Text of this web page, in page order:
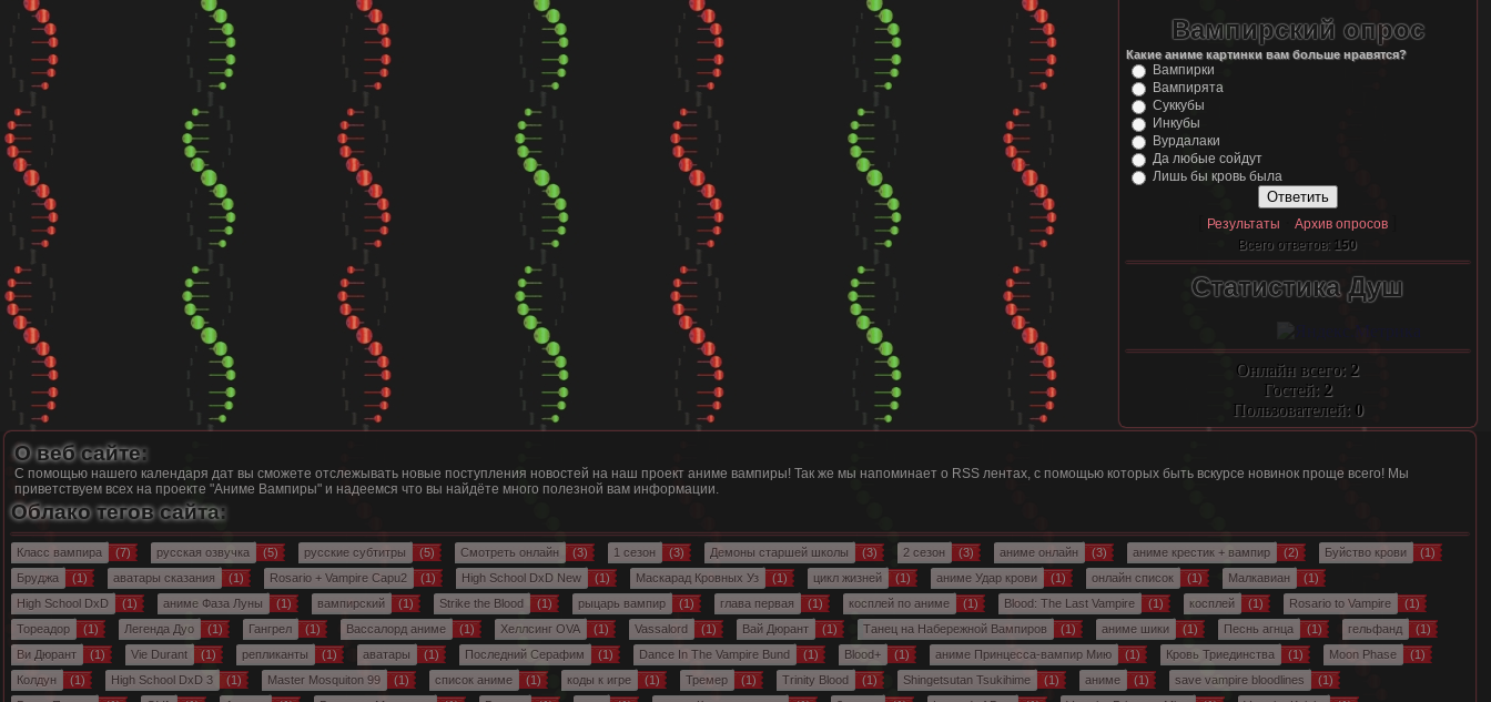
Вампирский опрос
Какие аниме картинки вам больше нравятся?
Вампирки
Вампирята
Суккубы
Инкубы
Вурдалаки
Да любые сойдут
Лишь бы кровь была
Результаты ·Архив опросов
Всего ответов: 150
Статистика Душ
Онлайн всего: 2
Гостей: 2
Пользователей: 0
О веб сайте:
С помощью нашего календаря дат вы сможете отслежывать новые поступления новостей на наш проект аниме вампиры! Так же мы напоминает о RSS лентах, с помощью которых быть вскурсе новинок проще всего! Мы
приветствуем всех на проекте "Аниме Вампиры" и надеемся что вы найдёте много полезной вам информации.
Облако тегов сайта:
Класс вампира (7) русская озвучка (5) русские субтитры (5) Смотреть онлайн (3) 1 сезон (3) Демоны старшей школы (3) 2 сезон (3) аниме онлайн (3) аниме крестик + вампир (2) Буйство крови
(1)
Бруджа
(1) аватары сказания (1) Rosario + Vampire Capu2 (1) High School DxD New (1) Маскарад Кровных Уз (1) цикл жизней (1) аниме Удар крови (1) онлайн список (1) Малкавиан
(1)
High School DxD
(1) аниме Фаза Луны (1) вампирский (1) Strike the Blood (1) рыцарь вампир (1) глава первая (1) косплей по аниме (1) Blood: The Last Vampire (1) косплей (1) Rosario to Vampire
(1)
Тореадор
(1) Легенда Дуо (1) Гангрел (1) Вассалорд аниме (1) Хеллсинг OVA (1) Vassalord (1) Вай Дюрант (1) Танец на Набережной Вампиров (1) аниме шики (1) Песнь агнца (1) гельфанд
(1)
Ви Дюрант
(1) Vie Durant (1) репликанты (1) аватары (1) Последний Серафим (1) Dance In The Vampire Bund (1) Blood+ (1) аниме Принцесса-вампир Мию (1) Кровь Триединства (1) Moon Phase
(1)
Колдун
(1) High School DxD 3 (1) Master Mosquiton 99 (1) список аниме (1) коды к игре (1) Тремер (1) Trinity Blood (1) Shingetsutan Tsukihime (1) аниме (1) save vampire bloodlines
(1)